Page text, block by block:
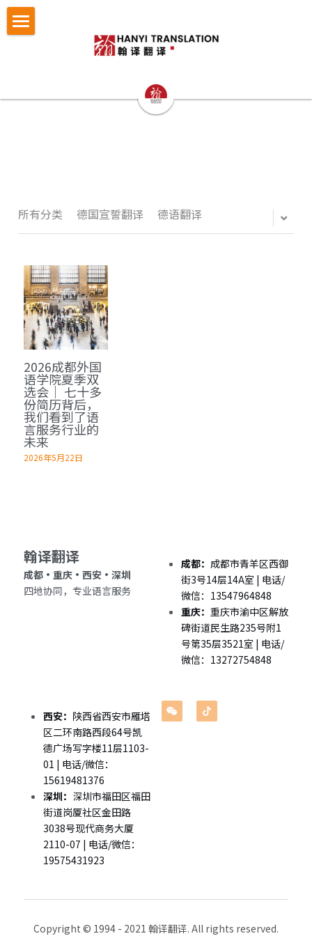
企业商务翻译
医学病历翻译
口译同传
NZTA 认证翻译
德国宣誓翻译
驾照翻译
身份证户口本
银行流水
出生证结婚证
无犯罪记录证明
病历处方笺
在职证明与工作证明翻译
商务合同公司章程
法律翻译案例
留学移民翻译案例
企业商务与出海案例
医学病历翻译案例
口译同传案例
办事指南
证件翻译指南
留学移民材料指南
企业商务与出海指南
医学病历翻译指南
口译同传指南
翻译盖章与交付指南
英语翻译
法语西班牙语翻译意大利语翻译
日语翻译韩语翻译
俄语翻译波兰语翻译
泰语老挝语等小语种
关于翰译
公司介绍
城市服务
成都翻译服务
西安翻译服务
重庆翻译服务
翻译资质
合作客户
发送文件获取报价
所有分类 德国宣誓翻译 德语翻译
2026成都外国
语学院夏季双
选会｜ 七十多
份简历背后，
我们看到了语
言服务行业的
未来
2026年5月22日
翰译翻译
成都・重庆・西安・深圳
四地协同，专业语言服务
成都： 成都市青羊区西御
街3号14层14A室 | 电话/
微信：13547964848
重庆： 重庆市渝中区解放
碑街道民生路235号附1
号第35层3521室 | 电话/
微信：13272754848
西安： 陕西省西安市雁塔
区二环南路西段64号凯
德广场写字楼11层1103-
01 | 电话/微信：
15619481376
深圳： 深圳市福田区福田
街道岗厦社区金田路
3038号现代商务大厦
2110-07 | 电话/微信：
19575431923
Copyright © 1994 - 2021 翰译翻译. All rights reserved.
笔译
西安翻译公司
成都翻译公司
商务口译
深圳翻译公司
翻译盖章
翻译认证
医学翻译
法律翻译
营业执照翻译
成都法律翻译